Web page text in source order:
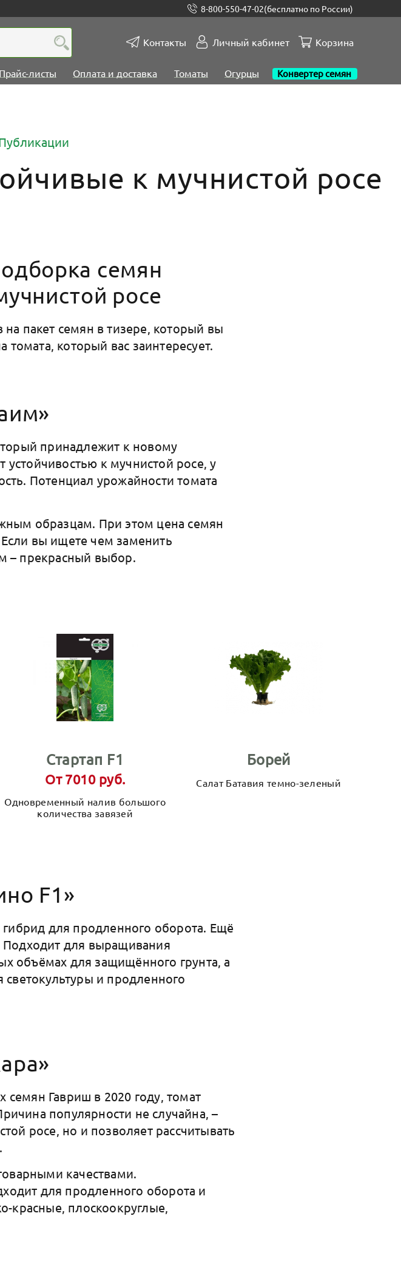
8-800-550-47-02(бесплатно по России)
Контакты Личный кабинет Корзина
Прайс-листы Оплата и доставка Томаты Огурцы Конвертер семян
к мучнистой росе
семян
росе
пакет семян в тизере, который вы
томата, который вас заинтересует.
принадлежит к новому
к мучнистой росе, у
Потенциал урожайности томата
образцам. При этом цена семян
вы ищете чем заменить
– прекрасный выбор.
Стартап F1
От 7010 руб.
Одновременный налив большого
количества завязей
Борей
Салат Батавия темно-зеленый
F1»
для продленного оборота. Ещё
Подходит для выращивания
объёмах для защищённого грунта, а
и продленного
Гавриш в 2020 году, томат
популярности не случайна, –
росе, но и позволяет рассчитывать
качествами.
для продленного оборота и
красные, плоскоокруглые,